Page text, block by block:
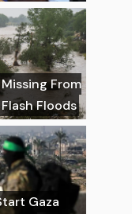
From
Floods
Gaza